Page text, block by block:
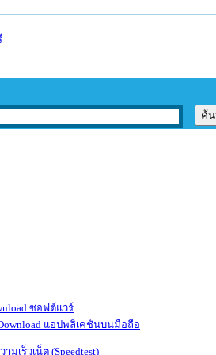
ซอฟต์แวร์
แอปพลิเคชันบนมือถือ
ามเร็วเน็ต (Speedtest)